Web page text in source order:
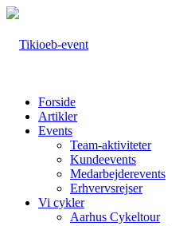
Forside
Artikler
Events
Team-aktiviteter
Kundeevents
Medarbejderevents
Erhvervsrejser
Vi cykler
Aarhus Cykeltour